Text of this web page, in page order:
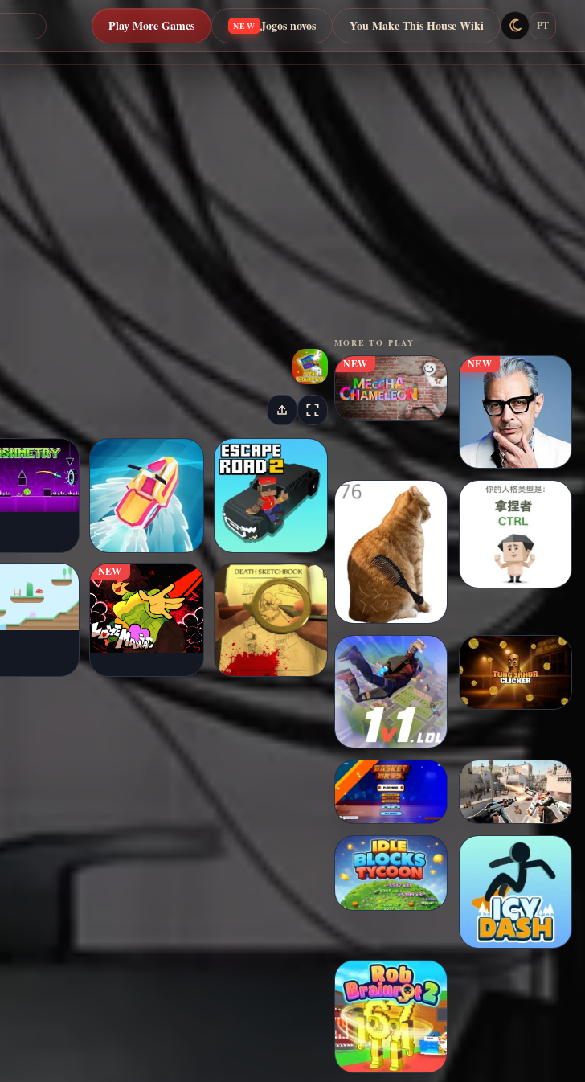
Play More Games NEW Jogos novos You Make This House Wiki PT
NEW
MORE TO PLAY
NEW NEW